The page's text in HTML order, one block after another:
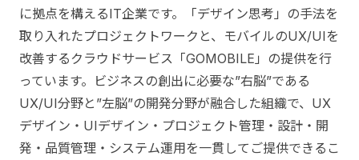
に拠点を構えるIT企業です。「デザイン思考」の手法を
取り入れたプロジェクトワークと、モバイルのUX/UIを
改善するクラウドサービス「GOMOBILE」の提供を行
っています。ビジネスの創出に必要な”右脳”である
UX/UI分野と”左脳”の開発分野が融合した組織で、UX
デザイン・UIデザイン・プロジェクト管理・設計・開
発・品質管理・システム運用を一貫してご提供できるこ